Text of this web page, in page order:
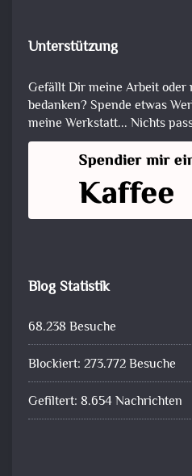
Unterstützung
Gefällt Dir meine Arbeit oder
bedanken? Spende etwas
meine Werkstatt... Nichts
Blog Statistik
68.238 Besuche
Blockiert: 273.772 Besuche
Gefiltert: 8.654 Nachrichten